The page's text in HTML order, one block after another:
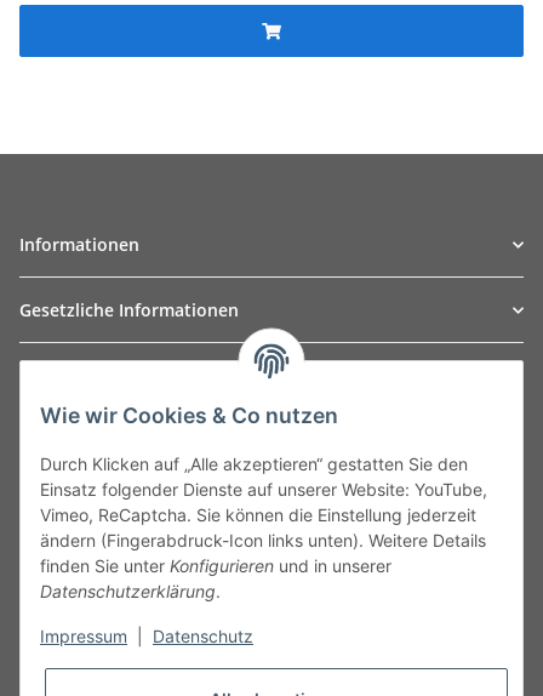
Informationen
Gesetzliche Informationen
Leibnizstraße 2a
Germany
Phone:+49 40 5287270
Fax:+49 40 5281050
Email:sales@tow-automotive.de
Wie wir Cookies & Co nutzen
Durch Klicken auf „Alle akzeptieren“ gestatten Sie den
Einsatz folgender Dienste auf unserer Website: YouTube,
Vimeo, ReCaptcha. Sie können die Einstellung jederzeit
ändern (Fingerabdruck-Icon links unten). Weitere Details
finden Sie unter Konfigurieren und in unserer
Datenschutzerklärung.
Impressum Datenschutz